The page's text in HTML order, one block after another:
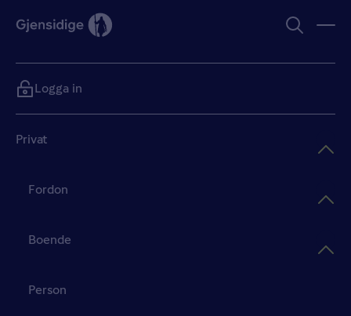
Privat
Fordon
Boende
Person
Logga in